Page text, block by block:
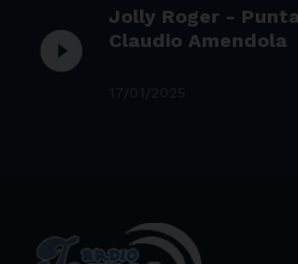
play_circle_filled
Jolly Roger -
Claudio Amendola